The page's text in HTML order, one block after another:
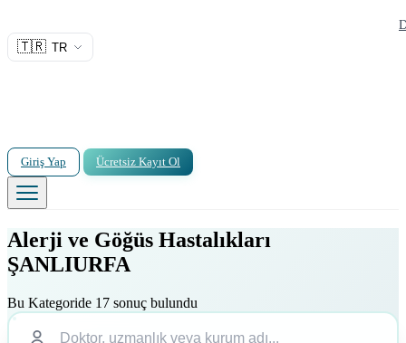
🇹🇷 TR
Giriş Yap Ücretsiz Kayıt Ol
Alerji ve Göğüs Hastalıkları
ŞANLIURFA
Bu Kategoride 17 sonuç bulundu